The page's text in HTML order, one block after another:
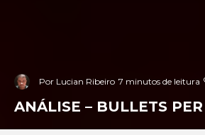
Por Lucian Ribeiro 7 minutos de leitura
ANÁLISE – BULLETS